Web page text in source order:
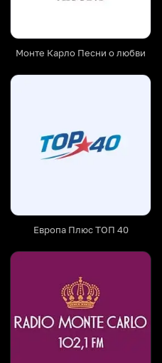
Монте Карло Песни о любви
Европа Плюс ТОП 40